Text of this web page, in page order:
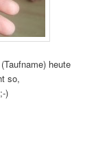
heute
so,
)